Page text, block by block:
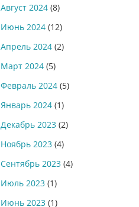
Август 2024 (8)
Июнь 2024 (12)
Апрель 2024 (2)
Март 2024 (5)
Февраль 2024 (5)
Январь 2024 (1)
Декабрь 2023 (2)
Ноябрь 2023 (4)
Сентябрь 2023 (4)
Июль 2023 (1)
Июнь 2023 (1)